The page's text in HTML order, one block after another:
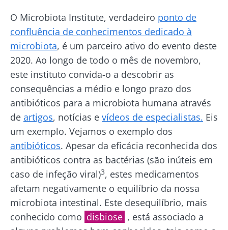
O Microbiota Institute, verdadeiro ponto de
confluência de conhecimentos dedicado à
microbiota, é um parceiro ativo do evento deste
2020. Ao longo de todo o mês de novembro,
este instituto convida-o a descobrir as
consequências a médio e longo prazo dos
antibióticos para a microbiota humana através
de artigos, notícias e vídeos de especialistas. Eis
um exemplo. Vejamos o exemplo dos
antibióticos. Apesar da eficácia reconhecida dos
antibióticos contra as bactérias (são inúteis em
caso de infeção viral)3, estes medicamentos
afetam negativamente o equilíbrio da nossa
microbiota intestinal. Este desequilíbrio, mais
conhecido como disbiose , está associado a